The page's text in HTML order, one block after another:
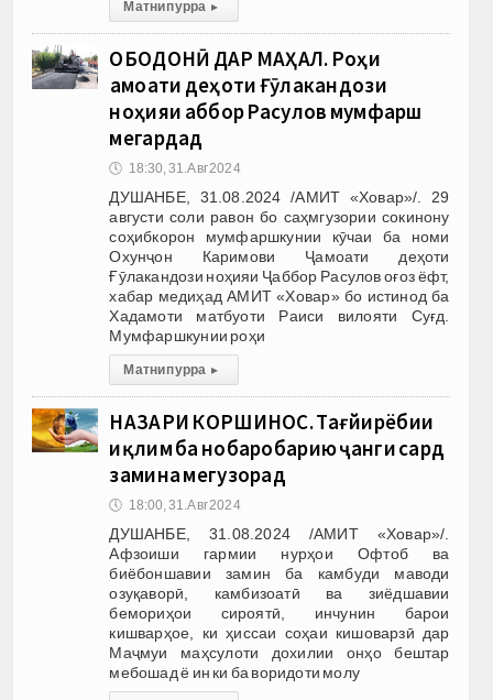
Матни пурра ▸
ОБОДОНӢ ДАР МАҲАЛ. Роҳи
Ҷамоати деҳоти Ғӯлакандози
ноҳияи Ҷаббор Расулов мумфарш
мегардад
🕔 18:30, 31.Авг 2024
ДУШАНБЕ, 31.08.2024 /АМИТ «Ховар»/. 29
августи соли равон бо саҳмгузории сокинону
соҳибкорон мумфаршкунии кӯчаи ба номи
Охунҷон Каримови Ҷамоати деҳоти
Ғӯлакандози ноҳияи Ҷаббор Расулов оғоз ёфт,
хабар медиҳад АМИТ «Ховар» бо истинод ба
Хадамоти матбуоти Раиси вилояти Суғд.
Мумфаршкунии роҳи
Матни пурра ▸
НАЗАРИ КОРШИНОС. Тағйирёбии
иқлим ба нобаробарию ҷанги сард
замина мегузорад
🕔 18:00, 31.Авг 2024
ДУШАНБЕ, 31.08.2024 /АМИТ «Ховар»/.
Афзоиши гармии нурҳои Офтоб ва
биёбоншавии замин ба камбуди маводи
озуқаворӣ, камбизоатӣ ва зиёдшавии
бемориҳои сироятӣ, инчунин барои
кишварҳое, ки ҳиссаи соҳаи кишоварзӣ дар
Маҷмуи маҳсулоти дохилии онҳо бештар
мебошад ё ин ки ба воридоти молу